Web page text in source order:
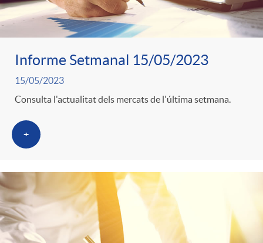
Informe Setmanal 15/05/2023
15/05/2023
Consulta l'actualitat dels mercats de l'última setmana.
+